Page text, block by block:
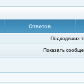
Ответов
Подходящих
Показать